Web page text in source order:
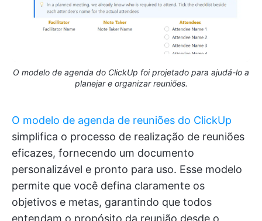
O modelo de agenda do ClickUp foi projetado para ajudá-lo a
planejar e organizar reuniões.
O modelo de agenda de reuniões do ClickUp
simplifica o processo de realização de reuniões
eficazes, fornecendo um documento
personalizável e pronto para uso. Esse modelo
permite que você defina claramente os
objetivos e metas, garantindo que todos
entendam o propósito da reunião desde o